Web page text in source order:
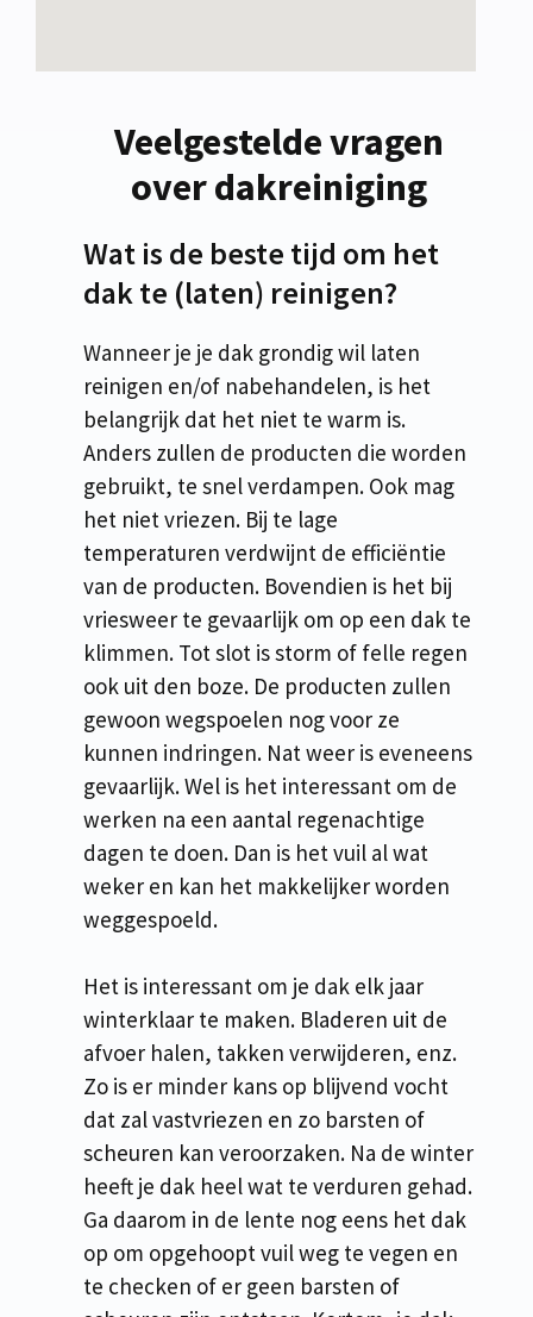
Veelgestelde vragen
over dakreiniging
Wat is de beste tijd om het
dak te (laten) reinigen?
Wanneer je je dak grondig wil laten
reinigen en/of nabehandelen, is het
belangrijk dat het niet te warm is.
Anders zullen de producten die worden
gebruikt, te snel verdampen. Ook mag
het niet vriezen. Bij te lage
temperaturen verdwijnt de efficiëntie
van de producten. Bovendien is het bij
vriesweer te gevaarlijk om op een dak te
klimmen. Tot slot is storm of felle regen
ook uit den boze. De producten zullen
gewoon wegspoelen nog voor ze
kunnen indringen. Nat weer is eveneens
gevaarlijk. Wel is het interessant om de
werken na een aantal regenachtige
dagen te doen. Dan is het vuil al wat
weker en kan het makkelijker worden
weggespoeld.
Het is interessant om je dak elk jaar
winterklaar te maken. Bladeren uit de
afvoer halen, takken verwijderen, enz.
Zo is er minder kans op blijvend vocht
dat zal vastvriezen en zo barsten of
scheuren kan veroorzaken. Na de winter
heeft je dak heel wat te verduren gehad.
Ga daarom in de lente nog eens het dak
op om opgehoopt vuil weg te vegen en
te checken of er geen barsten of